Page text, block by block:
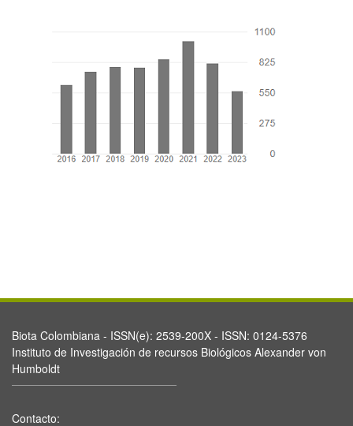
Biota Colombiana - ISSN(e): 2539-200X - ISSN: 0124-5376
Instituto de Investigación de recursos Biológicos Alexander von
Humboldt
Contacto: